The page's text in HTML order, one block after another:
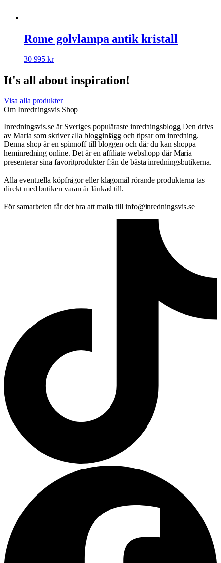
Rome golvlampa antik kristall
30 995 kr
It's all about inspiration!
Visa alla produkter
Om Inredningsvis Shop
Inredningsvis.se är Sveriges populäraste inredningsblogg Den drivs
av Maria som skriver alla blogginlägg och tipsar om inredning.
Denna shop är en spinnoff till bloggen och där du kan shoppa
heminredning online. Det är en affiliate webshopp där Maria
presenterar sina favoritprodukter från de bästa inredningsbutikerna.
Alla eventuella köpfrågor eller klagomål rörande produkterna tas
direkt med butiken varan är länkad till.
För samarbeten får det bra att maila till info@inredningsvis.se